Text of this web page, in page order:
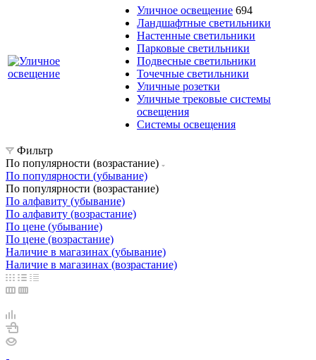
Уличное освещение 694
Ландшафтные светильники
Настенные светильники
Парковые светильники
Подвесные светильники
Точечные светильники
Уличные розетки
Уличные трековые системы
освещения
Системы освещения
Фильтр
По популярности (возрастание)
По популярности (убывание)
По популярности (возрастание)
По алфавиту (убывание)
По алфавиту (возрастание)
По цене (убывание)
По цене (возрастание)
Наличие в магазинах (убывание)
Наличие в магазинах (возрастание)